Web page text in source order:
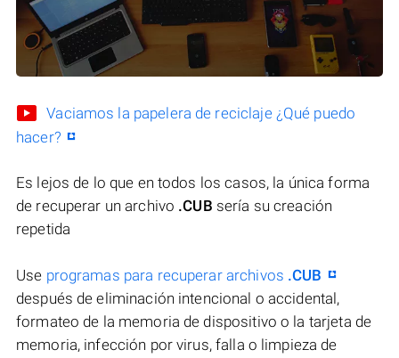
Vaciamos la papelera de reciclaje ¿Qué puedo
hacer?
Es lejos de lo que en todos los casos, la única forma
de recuperar un archivo .CUB sería su creación
repetida
Use programas para recuperar archivos .CUB
después de eliminación intencional o accidental,
formateo de la memoria de dispositivo o la tarjeta de
memoria, infección por virus, falla o limpieza de